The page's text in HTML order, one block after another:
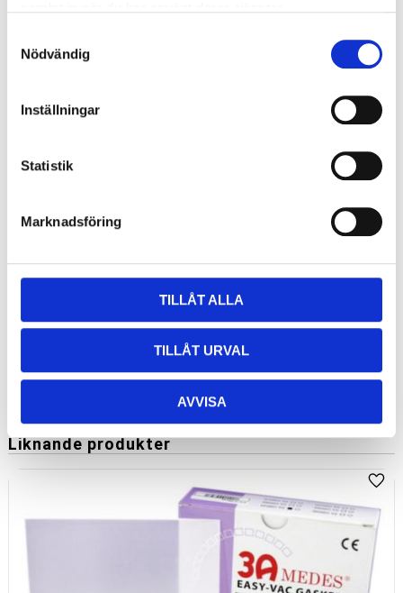
Nödvändig
Inställningar
Statistik
Marknadsföring
TILLÅT ALLA
TILLÅT URVAL
AVVISA
Förvaringsaskar White Dental Beauty 20 st/frp
snygg tray case för blekskenor
295kr
Liknande produkter